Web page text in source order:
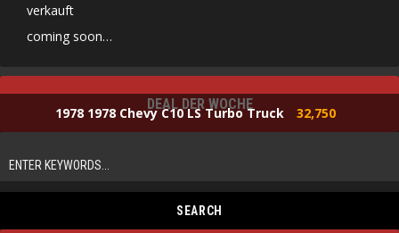
verkauft
coming soon…
DEAL DER WOCHE
1978 1978 Chevy C10 LS Turbo Truck 32,750